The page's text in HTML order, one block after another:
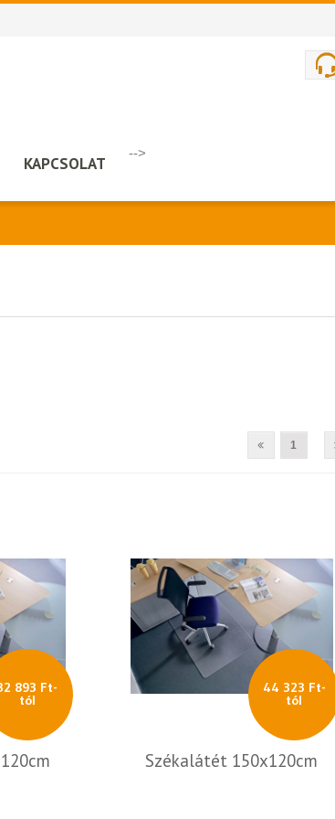
-->
KAPCSOLAT
1
893 Ft-
tól
44 323 Ft-
tól
Székalátét 150x120cm